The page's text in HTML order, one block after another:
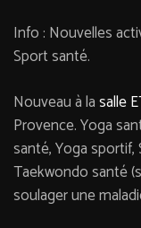
Info : Nouvelles
Sport santé.
Nouveau à lasalle
Provence. Yoga
santé, Yoga
Taekwondo santé
soulager une